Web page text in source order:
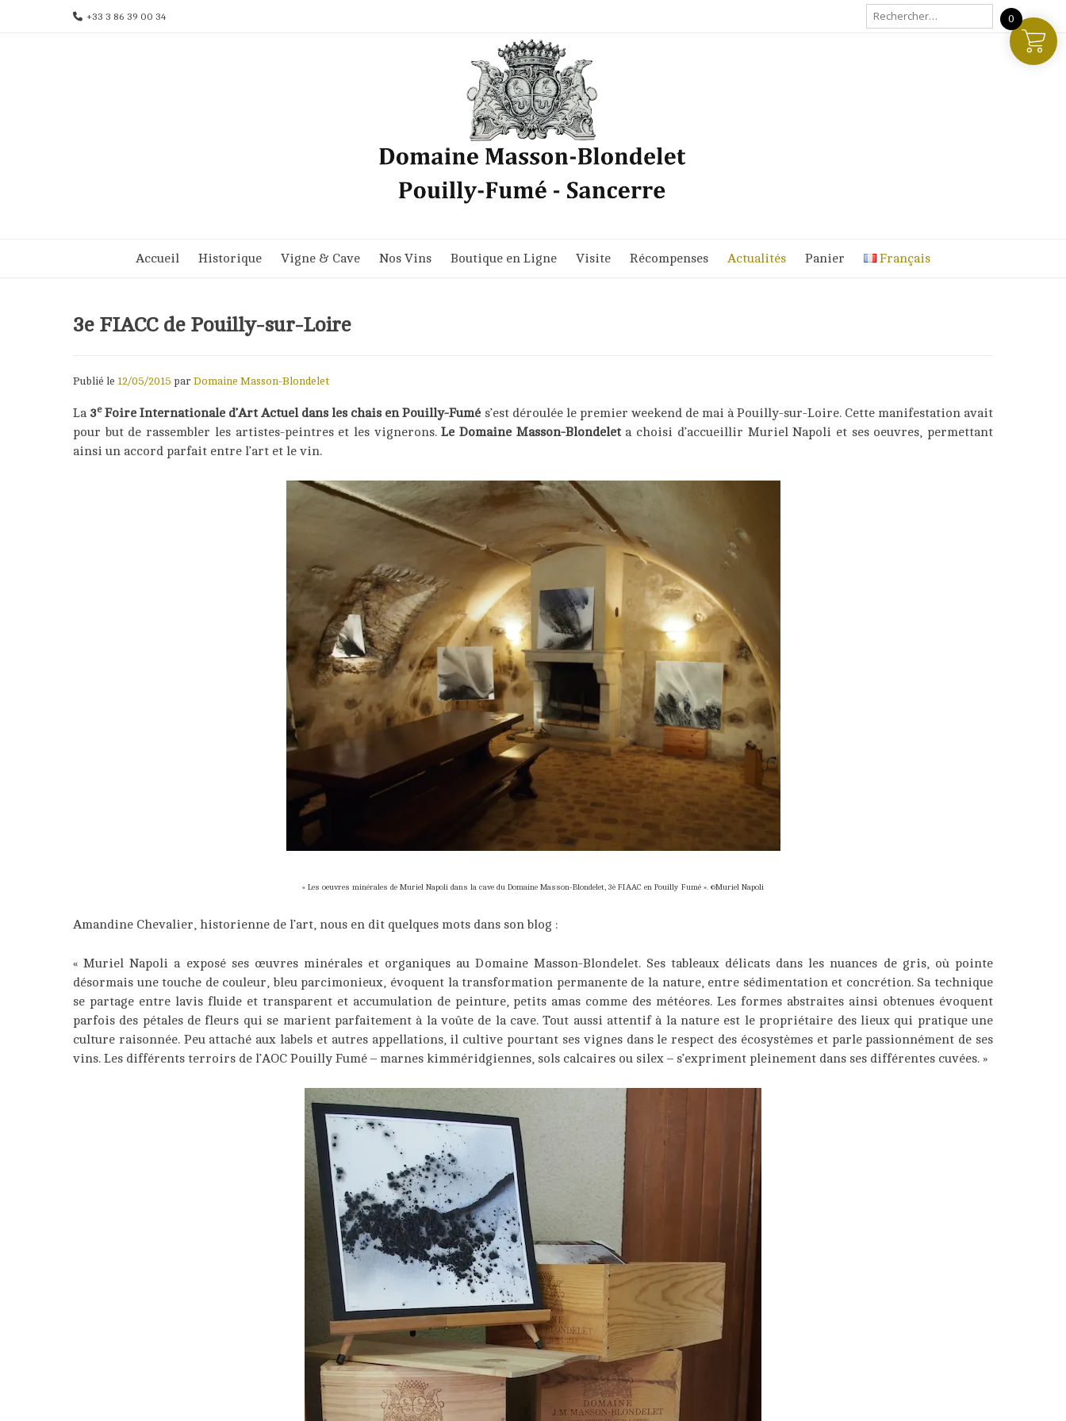
+33 3 86 39 00 34
Rechercher :
Accueil Historique Vigne & Cave Nos Vins Boutique en Ligne Visite Récompenses Actualités Panier Français
3e FIACC de Pouilly-sur-Loire
Publié le 12/05/2015 par Domaine Masson-Blondelet
La 3eFoire Internationale d’Art Actuel dans les chais en Pouilly-Fumé s’est déroulée le premier weekend de mai à Pouilly-sur-Loire. Cette manifestation avait
pour but de rassembler les artistes-peintres et les vignerons.Le Domaine Masson-Blondeleta choisi d’accueillir Muriel Napoli et ses oeuvres, permettant
ainsi un accord parfait entre l’art et le vin.
« Les oeuvres minérales de Muriel Napoli dans la cave du Domaine Masson-Blondelet, 3è FIAAC en Pouilly Fumé ». ©Muriel Napoli
Amandine Chevalier, historienne de l’art, nous en dit quelques mots dans son blog :
« Muriel Napoli a exposé ses œuvres minérales et organiques au Domaine Masson-Blondelet. Ses tableaux délicats dans les nuances de gris, où pointe
désormais une touche de couleur, bleu parcimonieux, évoquent la transformation permanente de la nature, entre sédimentation et concrétion. Sa technique
se partage entre lavis fluide et transparent et accumulation de peinture, petits amas comme des météores. Les formes abstraites ainsi obtenues évoquent
parfois des pétales de fleurs qui se marient parfaitement à la voûte de la cave. Tout aussi attentif à la nature est le propriétaire des lieux qui pratique une
culture raisonnée. Peu attaché aux labels et autres appellations, il cultive pourtant ses vignes dans le respect des écosystèmes et parle passionnément de ses
vins. Les différents terroirs de l’AOC Pouilly Fumé – marnes kimméridgiennes, sols calcaires ou silex – s’expriment pleinement dans ses différentes cuvées. »
0